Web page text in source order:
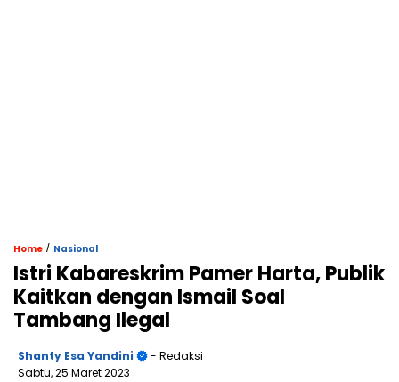
Home / Nasional
Istri Kabareskrim Pamer Harta, Publik
Kaitkan dengan Ismail Soal
Tambang Ilegal
Shanty Esa Yandini
- Redaksi
Sabtu, 25 Maret 2023